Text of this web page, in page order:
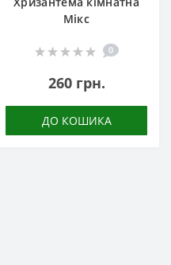
Мікс
0
260 грн.
ДО КОШИКА